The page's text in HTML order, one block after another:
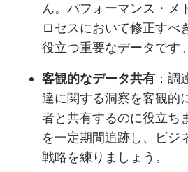
ん。パフォーマンス・メ
ロセスにおいて修正すべ
役立つ重要なデータです。
客観的なデータ共有 ：調
達に関する洞察を客観的
者と共有するのに役立ち
を一定期間追跡し、ビジ
戦略を練りましょう。